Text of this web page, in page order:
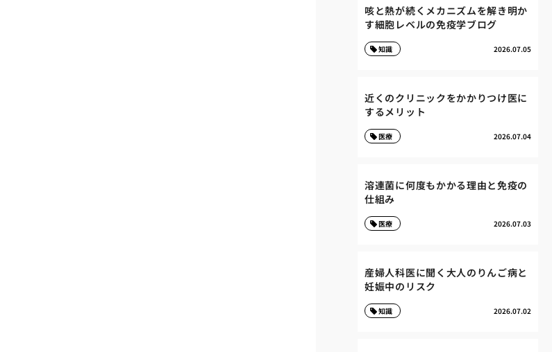
咳と熱が続くメカニズムを解き明か
す細胞レベルの免疫学ブログ
2026.07.05
知識
近くのクリニックをかかりつけ医に
するメリット
2026.07.04
医療
溶連菌に何度もかかる理由と免疫の
仕組み
2026.07.03
医療
産婦人科医に聞く大人のりんご病と
妊娠中のリスク
2026.07.02
知識